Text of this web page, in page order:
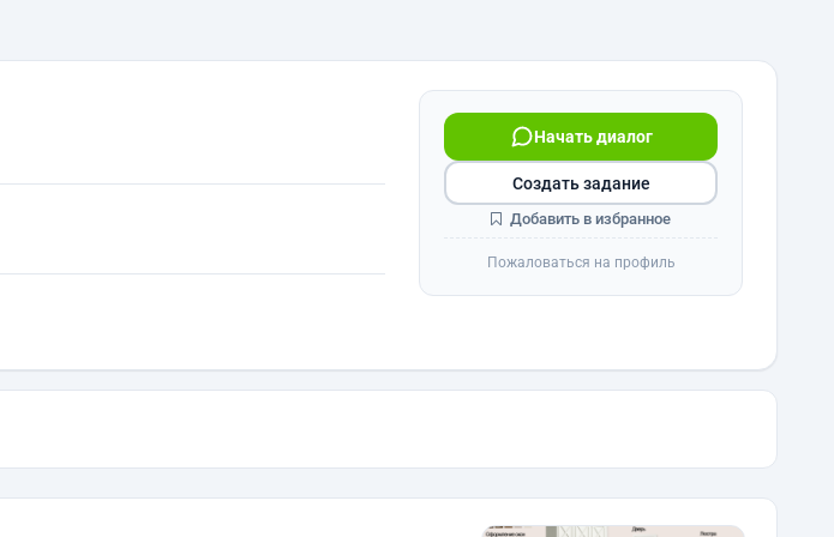
Начать диалог
Создать задание
Добавить в избранное
Пожаловаться на профиль